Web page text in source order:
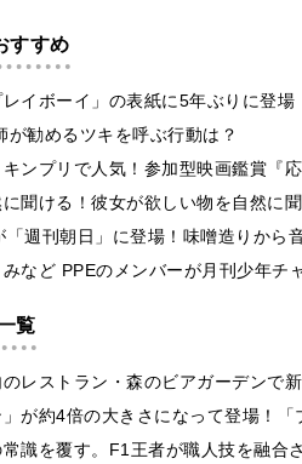
すすめ
イボーイ」の表紙に5年ぶりに登
が勧めるツキを呼ぶ行動は？
キンプリで人気！参加型映画鑑賞『
聞ける！彼女が欲しい物を自然に
週刊朝日」に登場！味噌造りから
など PPEのメンバーが月刊少年チ
覧
レストラン・森のビアガーデンで
が約4倍の大きさになって登場！
常識を覆す。F1王者が職人技を融